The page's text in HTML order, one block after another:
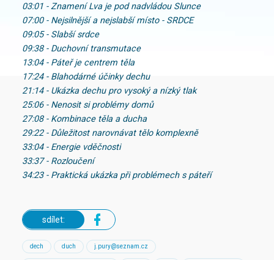
03:01 - Znamení Lva je pod nadvládou Slunce
07:00 - Nejsilnější a nejslabší místo - SRDCE
09:05 - Slabší srdce
09:38 - Duchovní transmutace
13:04 - Páteř je centrem těla
17:24 - Blahodárné účinky dechu
21:14 - Ukázka dechu pro vysoký a nízký tlak
25:06 - Nenosit si problémy domů
27:08 - Kombinace těla a ducha
29:22 - Důležitost narovnávat tělo komplexně
33:04 - Energie vděčnosti
33:37 - Rozloučení
34:23 - Praktická ukázka při problémech s páteří
sdílet:
dech duch j.pury@seznam.cz